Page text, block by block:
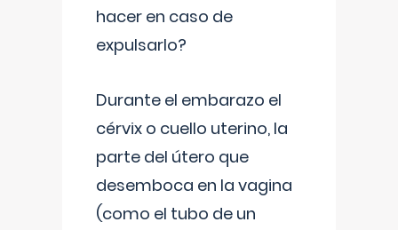
hacer en caso de
expulsarlo?
Durante el embarazo el
cérvix o cuello uterino, la
parte del útero que
desemboca en la vagina
(como el tubo de un